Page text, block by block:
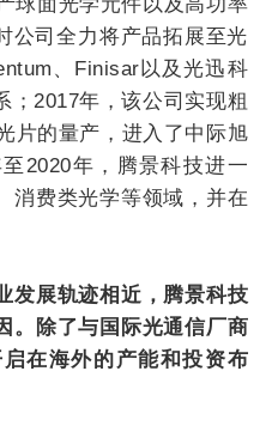
公司全力将产品拓展至光
、Finisar以及光迅科
；2017年，该公司实现粗
片的量产，进入了中际旭
2020年，腾景科技进一
消费类光学等领域，并在
发展轨迹相近，腾景科技
。除了与国际光通信厂商
在海外的产能和投资布